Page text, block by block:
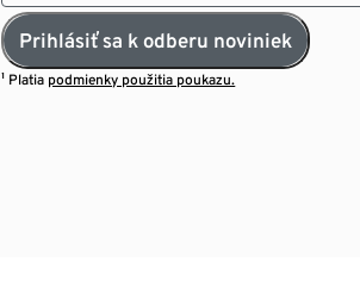
Prihlásiť sa k odberu noviniek
¹ Platia podmienky použitia poukazu.